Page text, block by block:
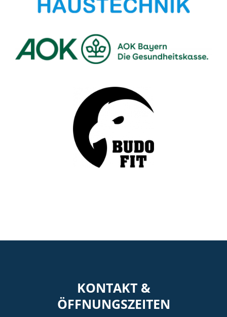
KONTAKT &
ÖFFNUNGSZEITEN